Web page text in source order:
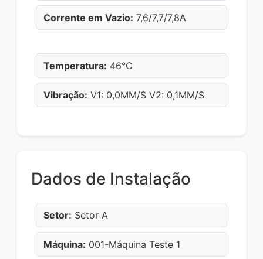
Corrente em Vazio: 7,6/7,7/7,8A
Temperatura: 46°C
Vibração: V1: 0,0MM/S V2: 0,1MM/S
Dados de Instalação
Setor: Setor A
Máquina: 001-Máquina Teste 1